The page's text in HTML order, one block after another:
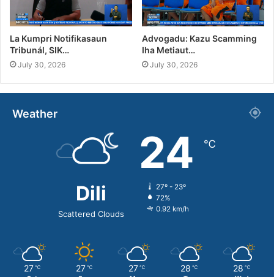
La Kumpri Notifikasaun
Tribunál, SIK…
July 30, 2026
Advogadu: Kazu Scamming
Iha Metiaut…
July 30, 2026
Weather
Dili
Scattered Clouds
24 ℃
27º - 23º
72%
0.92 km/h
27 ℃ 27 ℃ 27 ℃ 28 ℃ 28 ℃